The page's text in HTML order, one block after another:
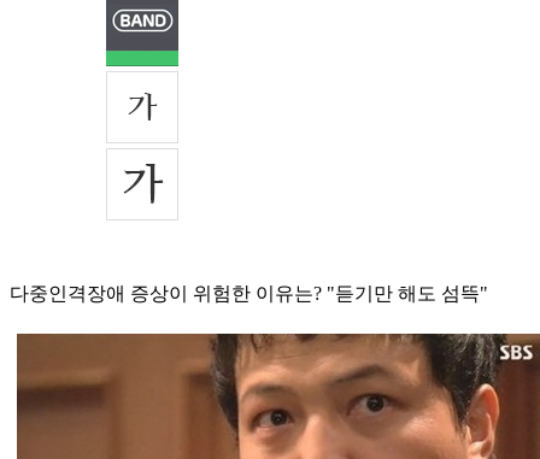
다중인격장애 증상이 위험한 이유는? "듣기만 해도 섬뜩"